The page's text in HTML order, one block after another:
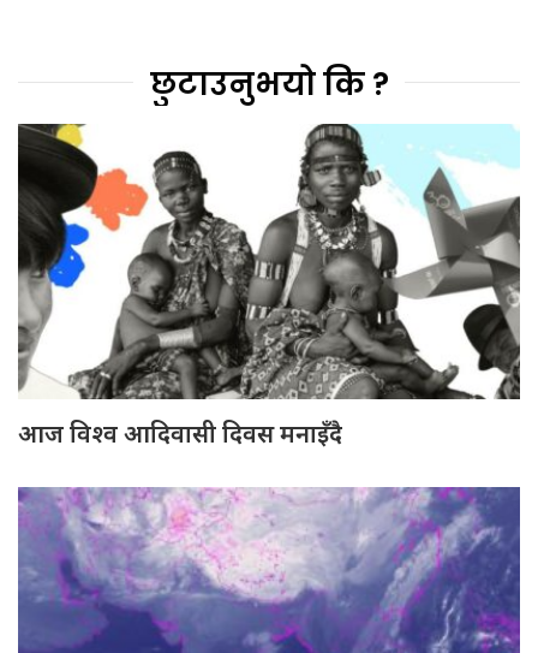
छुटाउनुभयो कि ?
आज विश्व आदिवासी दिवस मनाइँदै